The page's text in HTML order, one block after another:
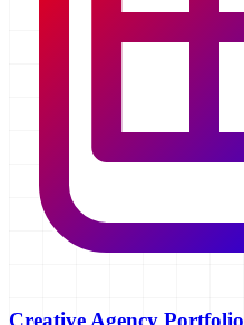
Creative Agency Portfolio